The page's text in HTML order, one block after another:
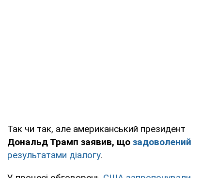
Так чи так, але американський президент
Дональд Трамп заявив, що задоволений
результатами діалогу.